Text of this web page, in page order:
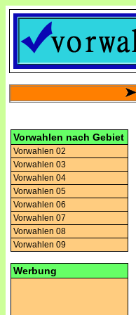
Vorwahlen nach Gebiet
Vorwahlen 02
Vorwahlen 03
Vorwahlen 04
Vorwahlen 05
Vorwahlen 06
Vorwahlen 07
Vorwahlen 08
Vorwahlen 09
Werbung